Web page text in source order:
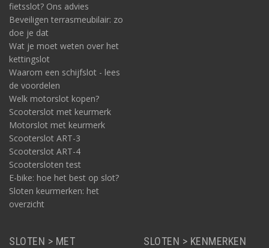
fietsslot? Ons advies
Beveiligen terrasmeubilair: zo
doe je dat
Wat je moet weten over het
kettingslot
Waarom een schijfslot - lees
de voordelen
Welk motorslot kopen?
Scooterslot met keurmerk
Motorslot met keurmerk
Scooterslot ART-3
Scooterslot ART-4
Scootersloten test
E-bike: hoe het best op slot?
Sloten keurmerken: het
overzicht
SLOTEN > MET SLOTEN > KENMERKEN